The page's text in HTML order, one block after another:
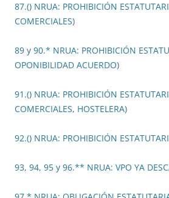
87.() NRUA: PROHIBICIÓN
COMERCIALES)
89 y 90.* NRUA: PROHIBICIÓN
OPONIBILIDAD ACUERDO)
91.() NRUA: PROHIBICIÓN
COMERCIALES, HOSTELERA)
92.() NRUA: PROHIBICIÓN
93, 94, 95 y 96.** NRUA: VPO YA